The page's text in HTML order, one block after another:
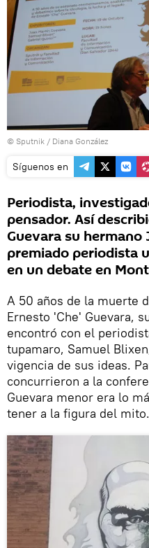
© Sputnik / Diana González
Síguenos en
Periodista,
pensador. Así
Guevara su
premiado periodista
en un debate en
A 50 años de la muerte
Ernesto 'Che' Guevara,
encontró con el
tupamaro, Samuel
vigencia de sus ideas.
concurrieron a la
Guevara menor era lo
tener a la figura del mito.